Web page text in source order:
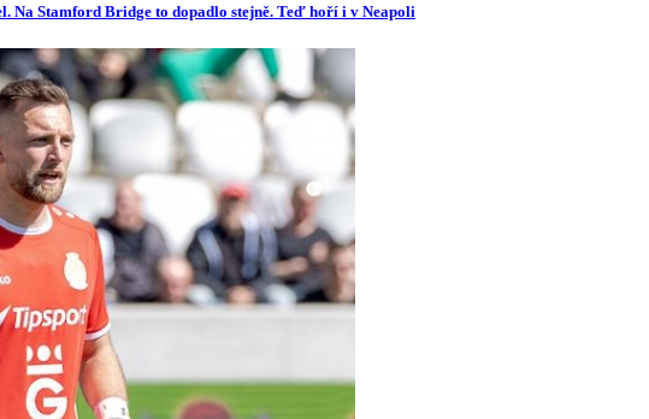
Na Stamford Bridge to dopadlo stejně. Teď hoří i v Neapoli